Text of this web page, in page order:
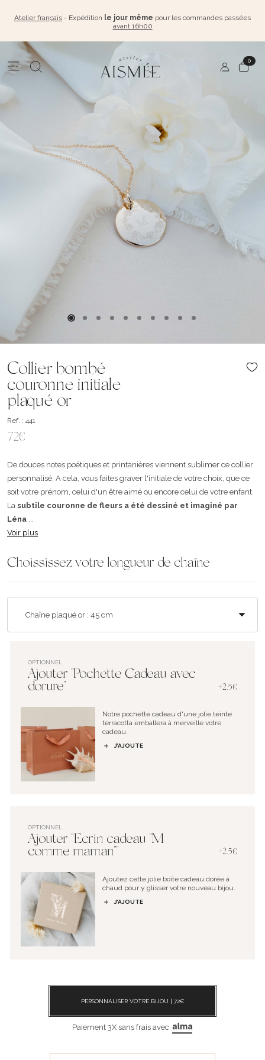
Atelier français - Expédition le jour même pour les commandes passées
avant 16h00
0
Collier bombé
couronne initiale
plaqué or
Ref. : 441
72€
De douces notes poétiques et printanières viennent sublimer ce collier
personnalisé. A cela, vous faites graver l'initiale de votre choix, que ce
soit votre prénom, celui d'un être aimé ou encore celui de votre enfant.
La subtile couronne de fleurs a été dessiné et imaginé par
Léna ...
Voir plus
Choississez votre longueur de chaîne
OPTIONNEL
Ajouter "Pochette Cadeau avec
dorure"
+2.5€
Notre pochette cadeau d'une jolie teinte
terracotta emballera à merveille votre
cadeau.
J’AJOUTE
OPTIONNEL
Ajouter "Ecrin cadeau "M
comme maman""
+2.5€
Ajoutez cette jolie boîte cadeau dorée à
chaud pour y glisser votre nouveau bijou.
J’AJOUTE
PERSONNALISER VOTRE BIJOU | 72€
Paiement 3X sans frais avec